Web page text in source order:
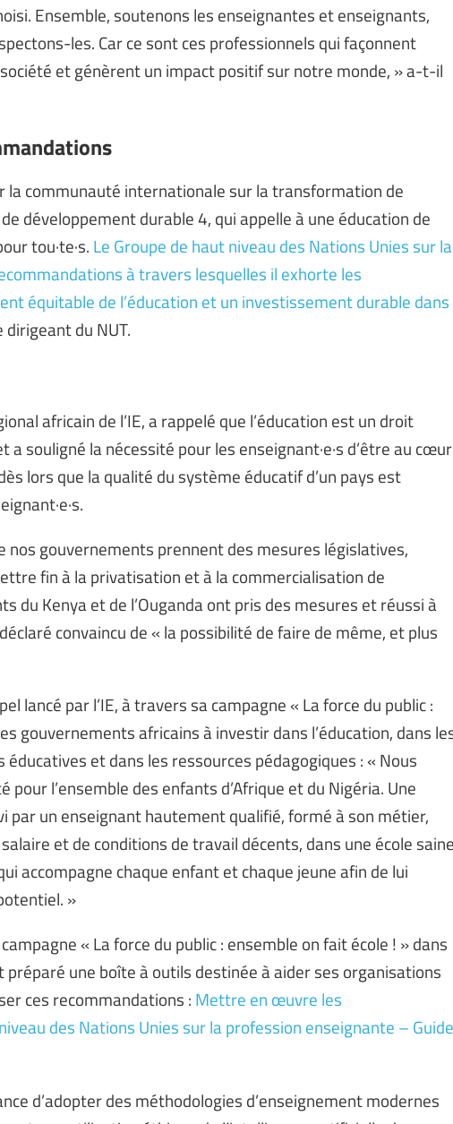
Ensemble, soutenons les enseignantes et enseignants,
les. Car ce sont ces professionnels qui façonnent
et génèrent un impact positif sur notre monde, » a-t-il
la communauté internationale sur la transformation de
développement durable 4, qui appelle à une éducation de
tou·te·s. Le Groupe de haut niveau des Nations Unies sur la
à travers lesquelles il exhorte les
équitable de l’éducation et un investissement durable dans
dirigeant du NUT.
africain de l’IE, a rappelé que l’éducation est un droit
souligné la nécessité pour les enseignant·e·s d’être au cœur
lors que la qualité du système éducatif d’un pays est
nos gouvernements prennent des mesures législatives,
fin à la privatisation et à la commercialisation de
du Kenya et de l’Ouganda ont pris des mesures et réussi à
convaincu de « la possibilité de faire de même, et plus
lancé par l’IE, à travers sa campagne « La force du public :
gouvernements africains à investir dans l’éducation, dans
éducatives et dans les ressources pédagogiques : « Nous
pour l’ensemble des enfants d’Afrique et du Nigéria. Une
par un enseignant hautement qualifié, formé à son métier,
et de conditions de travail décents, dans une école
accompagne chaque enfant et chaque jeune afin de lui
»
« La force du public : ensemble on fait école ! » dans
préparé une boîte à outils destinée à aider ses organisations
ces recommandations : Mettre en œuvre les
des Nations Unies sur la profession enseignante – Guide
d’adopter des méthodologies d’enseignement modernes